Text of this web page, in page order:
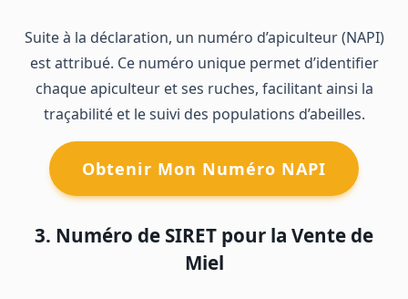
Suite à la déclaration, un numéro d’apiculteur (NAPI)
est attribué. Ce numéro unique permet d’identifier
chaque apiculteur et ses ruches, facilitant ainsi la
traçabilité et le suivi des populations d’abeilles.
Obtenir Mon Numéro NAPI
3. Numéro de SIRET pour la Vente de
Miel